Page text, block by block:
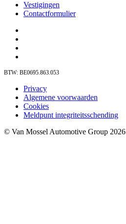
Vestigingen
Contactformulier
BTW: BE0695.863.053
Privacy
Algemene voorwaarden
Cookies
Meldpunt integriteitsschending
© Van Mossel Automotive Group 2026